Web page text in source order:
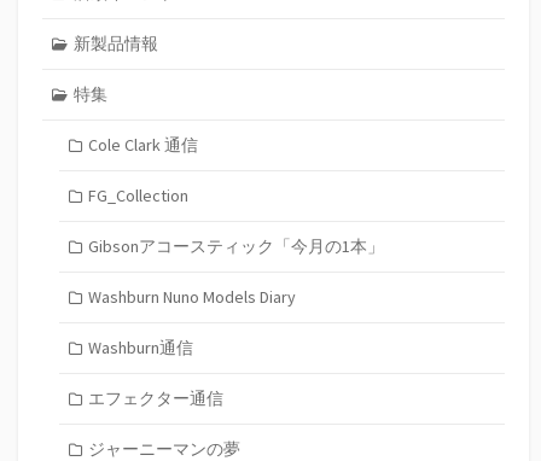
新製品情報
特集
Cole Clark 通信
FG_Collection
Gibsonアコースティック「今月の1本」
Washburn Nuno Models Diary
Washburn通信
エフェクター通信
ジャーニーマンの夢